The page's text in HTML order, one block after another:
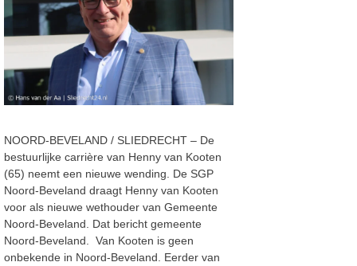
NOORD-BEVELAND / SLIEDRECHT – De
bestuurlijke carrière van Henny van Kooten
(65) neemt een nieuwe wending. De SGP
Noord-Beveland draagt Henny van Kooten
voor als nieuwe wethouder van Gemeente
Noord-Beveland. Dat bericht gemeente
Noord-Beveland. Van Kooten is geen
onbekende in Noord-Beveland. Eerder van